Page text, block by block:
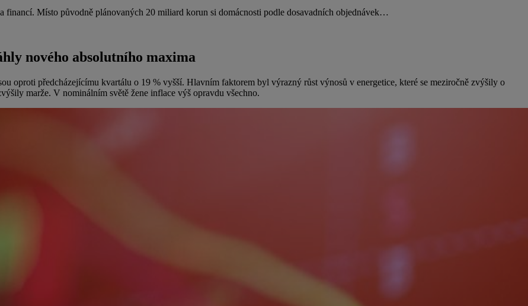
Místo původně plánovaných 20 miliard korun si domácnosti podle dosavadních objednávek…
nového absolutního maxima
oproti předcházejícímu kvartálu o 19 % vyšší. Hlavním faktorem byl výrazný růst výnosů v energetice, které se meziročně zvýšily o
marže. V nominálním světě žene inflace výš opravdu všechno.